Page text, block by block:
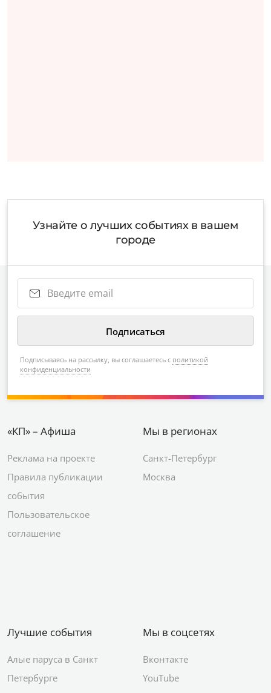
Узнайте о лучших событиях в вашем
городе
Подписываясь на рассылку, вы соглашаетесь с политикой
конфиденциальности
«КП» – Афиша
Реклама на проекте
Правила публикации
события
Пользовательское
соглашение
Мы в регионах
Санкт-Петербург
Москва
Лучшие события
Алые паруса в Санкт
Петербурге
Мы в соцсетях
Вконтакте
YouTube